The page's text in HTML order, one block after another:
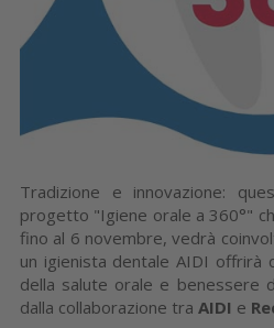
Tradizione e innovazione:
progetto "Igiene orale a 360°"
fino al 6 novembre, vedrà
un igienista dentale AIDI offrirà
della salute orale e benessere
dalla collaborazione tra AIDI e